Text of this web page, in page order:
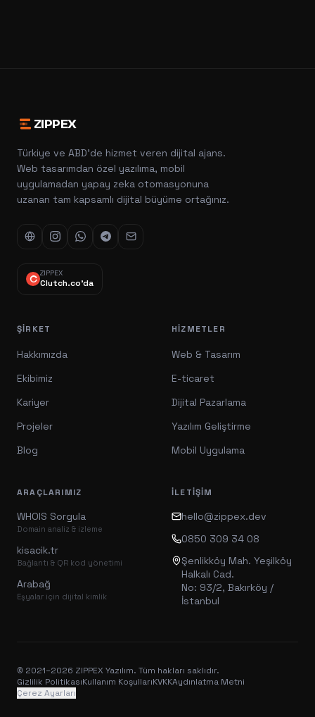
ZIPPEX
Türkiye ve ABD'de hizmet veren dijital ajans.
Web tasarımdan özel yazılıma, mobil
uygulamadan yapay zeka otomasyonuna
uzanan tam kapsamlı dijital büyüme ortağınız.
ZIPPEX
Clutch.co'da
ŞIRKET
Hakkımızda
Ekibimiz
Kariyer
Projeler
Blog
HIZMETLER
Web & Tasarım
E-ticaret
Dijital Pazarlama
Yazılım Geliştirme
Mobil Uygulama
ARAÇLARIMIZ
WHOIS Sorgula
Domain analiz & izleme
kisacik.tr
Bağlantı & QR kod yönetimi
Arabağ
Eşyalar için dijital kimlik
İLETIŞIM
hello@zippex.dev
0850 309 34 08
Şenlikköy Mah. Yeşilköy
Halkalı Cad.
No: 93/2, Bakırköy /
İstanbul
© 2021–2026 ZIPPEX Yazılım. Tüm hakları saklıdır.
Gizlilik PolitikasıKullanım KoşullarıKVKKAydınlatma Metni
Çerez Ayarları